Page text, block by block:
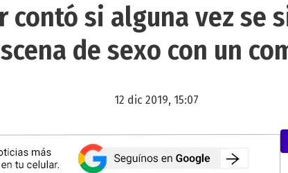
contó si alguna vez se
de sexo con un
12 dic 2019, 15:07